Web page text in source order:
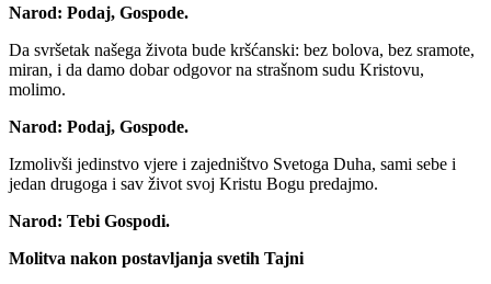
Narod: Podaj, Gospode.
Da svršetak našega života bude kršćanski: bez bolova, bez sramote,
miran, i da damo dobar odgovor na strašnom sudu Kristovu,
molimo.
Narod: Podaj, Gospode.
Izmolivši jedinstvo vjere i zajedništvo Svetoga Duha, sami sebe i
jedan drugoga i sav život svoj Kristu Bogu predajmo.
Narod: Tebi Gospodi.
Molitva nakon postavljanja svetih Tajni